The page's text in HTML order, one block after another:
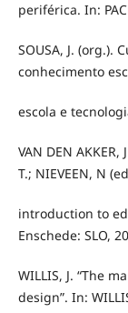
periférica. In:
SOUSA, J. (org.).
conhecimento
escola e
VAN DEN
T.; NIEVEEN, N
introduction to
Enschede: SLO,
WILLIS, J. “The
design”. In: